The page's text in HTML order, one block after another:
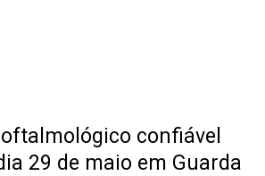
confiável
29 de maio em Guarda